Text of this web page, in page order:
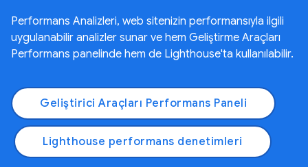
Performans Analizleri, web sitenizin performansıyla ilgili
uygulanabilir analizler sunar ve hem Geliştirme Araçları
Performans panelinde hem de Lighthouse'ta kullanılabilir.
Geliştirici Araçları Performans Paneli
Lighthouse performans denetimleri